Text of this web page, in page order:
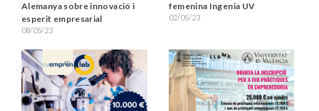
Alemanya sobre innovació i
esperit empresarial
08/05/23
femenina Ingenia UV
02/05/23